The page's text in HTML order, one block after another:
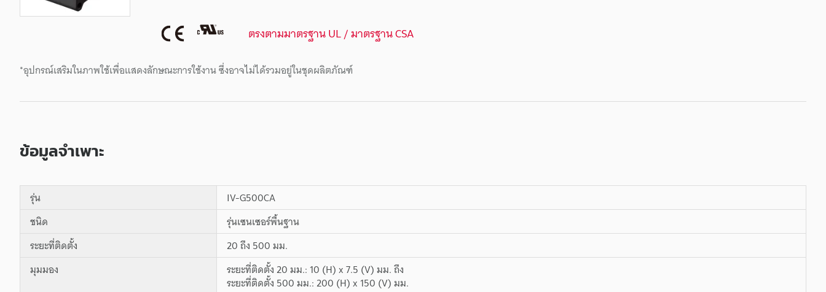
*อุปกรณ์เสริมในภาพใช้เพื่อแสดงลักษณะการใช้งาน ซึ่งอาจไม่ได้รวมอยู่ในชุดผลิตภัณฑ์
ตรงตามมาตรฐาน UL / มาตรฐาน CSA
ข้อมูลจำเพาะ
รุ่น
IV-G500CA
ชนิด
รุ่นเซนเซอร์พื้นฐาน
ระยะที่ติดตั้ง
20 ถึง 500 มม.
มุมมอง
ระยะที่ติดตั้ง 20 มม.: 10 (H) x 7.5 (V) มม. ถึง
ระยะที่ติดตั้ง 500 มม.: 200 (H) x 150 (V) มม.